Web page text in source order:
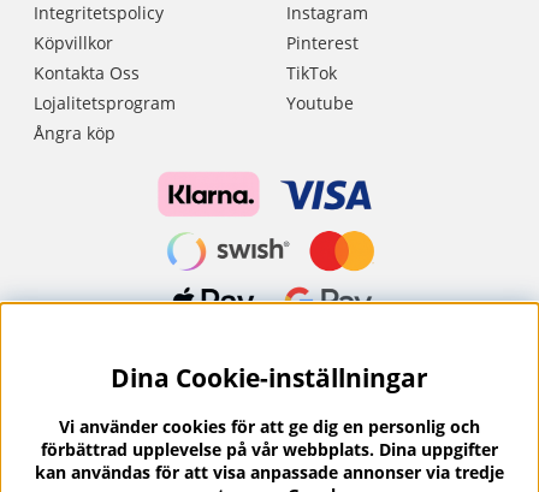
Integritetspolicy
Köpvillkor
Kontakta Oss
Lojalitetsprogram
Ångra köp
Instagram
Pinterest
TikTok
Youtube
Nyhetsbrev?
I vårt nyhetsbrev får du ta del av nyheter och
erbjudanden.
Dina Cookie-inställningar
Vi använder cookies för att ge dig en personlig och
förbättrad upplevelse på vår webbplats. Dina uppgifter
kan användas för att visa anpassade annonser via tredje